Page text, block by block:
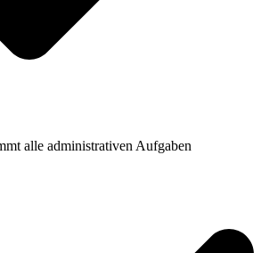
alle administrativen Aufgaben